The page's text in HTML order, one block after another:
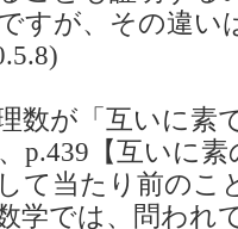
すが、その違い
数が「互いに素
p.439【互いに
て当たり前のこ
学では、問われ